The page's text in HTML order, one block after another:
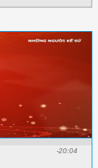
-20:04